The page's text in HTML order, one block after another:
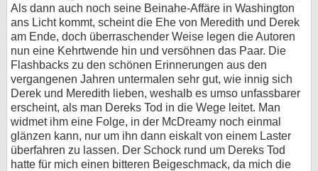
Als dann auch noch seine Beinahe-Affäre in Washington
ans Licht kommt, scheint die Ehe von Meredith und Derek
am Ende, doch überraschender Weise legen die Autoren
nun eine Kehrtwende hin und versöhnen das Paar. Die
Flashbacks zu den schönen Erinnerungen aus den
vergangenen Jahren untermalen sehr gut, wie innig sich
Derek und Meredith lieben, weshalb es umso unfassbarer
erscheint, als man Dereks Tod in die Wege leitet. Man
widmet ihm eine Folge, in der McDreamy noch einmal
glänzen kann, nur um ihn dann eiskalt von einem Laster
überfahren zu lassen. Der Schock rund um Dereks Tod
hatte für mich einen bitteren Beigeschmack, da mich die